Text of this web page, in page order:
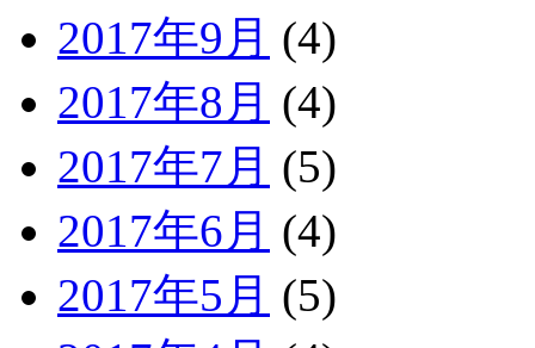
2017年9月 (4)
2017年8月 (4)
2017年7月 (5)
2017年6月 (4)
2017年5月 (5)